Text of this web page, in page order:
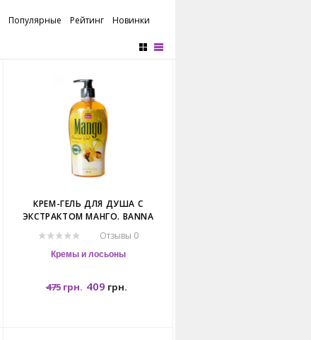
Популярные Рейтинг
Новинки
КРЕМ-ГЕЛЬ ДЛЯ ДУША С
ЭКСТРАКТОМ МАНГО. BANNA
Отзывы 0
Кремы и лосьоны
475 грн. 409 грн.